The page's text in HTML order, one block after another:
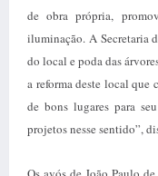
de obra própria,
iluminação. A Secretaria
do local e poda das
a reforma deste local que
de bons lugares para
projetos nesse sentido”,